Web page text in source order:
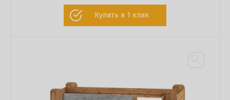
Купить в 1 клик